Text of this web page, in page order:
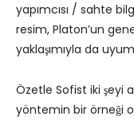
yapımcısı / sahte
resim, Platon’un
yaklaşımıyla da
Özetle Sofist iki şeyi
yöntemin bir örneği